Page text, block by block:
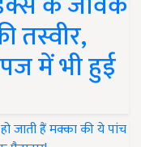
तस्वीर,
में भी हुई